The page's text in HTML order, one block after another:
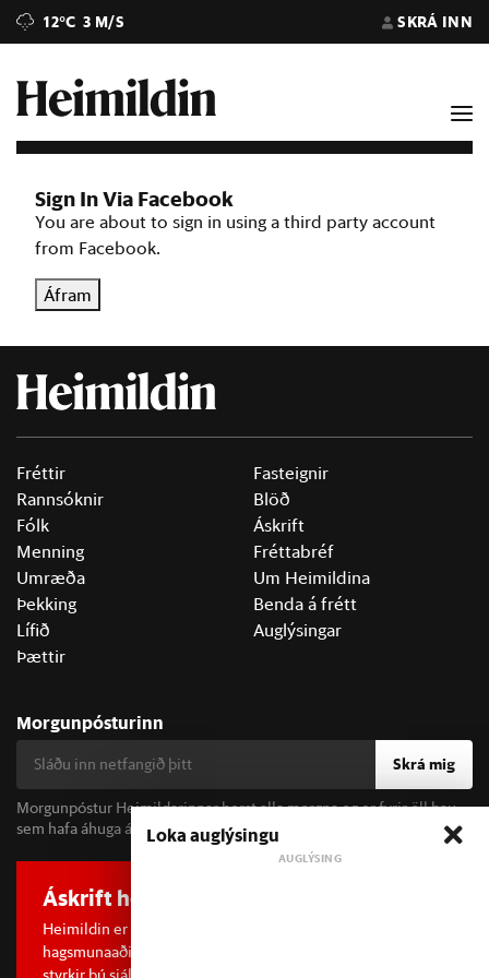
12°C 3 M/S SKRÁ INN
Sign In Via Facebook
You are about to sign in using a third party account
from Facebook.
Áfram
Fréttir
Rannsóknir
Fólk
Menning
Umræða
Þekking
Lífið
Þættir
Fasteignir
Blöð
Áskrift
Fréttabréf
Um Heimildina
Benda á frétt
Auglýsingar
Morgunpósturinn
Skrá mig
Morgunpóstur Heimildarinnar berst alla morgna og er fyrir öll þau
sem hafa áhuga á fréttum og þjóðfélagsumræðu.
Áskrift hefur áhrif
Heimildin er í dreifðu eignarhaldi og óháð
hagsmunaaðilum. Með því að kaupa áskrift að Heimildinni
Loka auglýsingu